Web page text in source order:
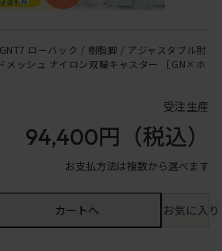
ローバック / 樹脂脚 / アジャスタブル肘
メッシュ ナイロン双輪キャスター ［GN×ホ
受注生産
94,400円 （税込）
お支払方法は複数から選べます
カートへ お気に入